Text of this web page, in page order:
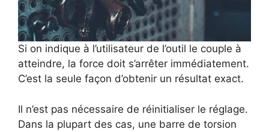
Si on indique à l’utilisateur de l’outil le couple à
atteindre, la force doit s’arrêter immédiatement.
C’est la seule façon d’obtenir un résultat exact.
Il n’est pas nécessaire de réinitialiser le réglage.
Dans la plupart des cas, une barre de torsion